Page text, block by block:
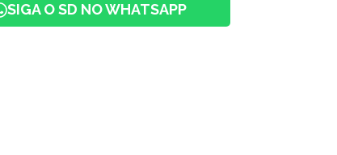
SIGA O SD NO WHATSAPP